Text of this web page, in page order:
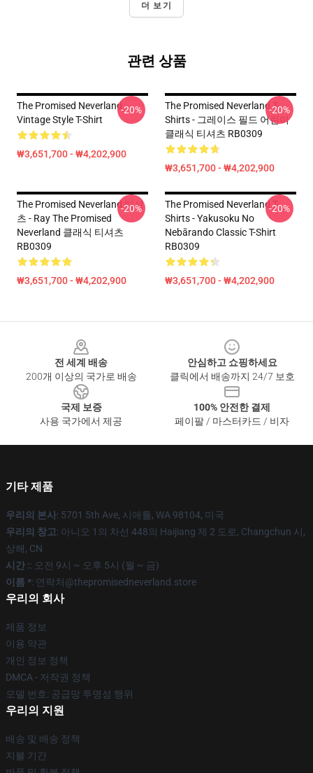
더 보기
관련 상품
The Promised Neverland
Vintage Style T-Shirt
₩3,651,700 - ₩4,202,900
-20%
The Promised Neverland T-
Shirts - 그레이스 필드 어린이
클래식 티셔츠 RB0309
₩3,651,700 - ₩4,202,900
-20%
The Promised Neverland 티셔
츠 - Ray The Promised
Neverland 클래식 티셔츠
RB0309
₩3,651,700 - ₩4,202,900
-20%
The Promised Neverland T-
Shirts - Yakusoku No
Nebārando Classic T-Shirt
RB0309
₩3,651,700 - ₩4,202,900
-20%
전 세계 배송
200개 이상의 국가로 배송
안심하고 쇼핑하세요
클릭에서 배송까지 24/7 보호
국제 보증
사용 국가에서 제공
100% 안전한 결제
페이팔 / 마스터카드 / 비자
기타 제품
우리의 본사: 5701 5th Ave, 시애틀, WA 98104, 미국
우리의 창고: 아니오 1의 차선 448의 Haijiang 제 2 도로, Changchun 시,
상해, CN
시간 :: 오전 9시 ~ 오후 5시 (월 ~ 금)
이름 *: 연락처@thepromisedneverland.store
우리의 회사
제품 정보
이용 약관
개인 정보 정책
DMCA - 저작권 정책
모델 번호: 공급망 투명성 행위
우리의 지원
배송 및 배송 정책
지불 기간